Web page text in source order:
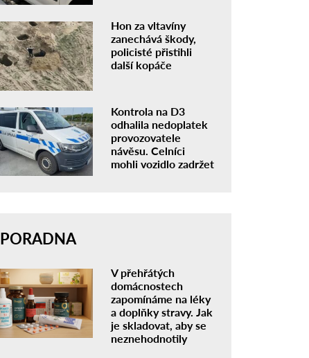
Hon za vltavíny
zanechává škody,
policisté přistihli
další kopáče
Kontrola na D3
odhalila nedoplatek
provozovatele
návěsu. Celníci
mohli vozidlo zadržet
PORADNA
V přehřátých
domácnostech
zapomínáme na léky
a doplňky stravy. Jak
je skladovat, aby se
neznehodnotily